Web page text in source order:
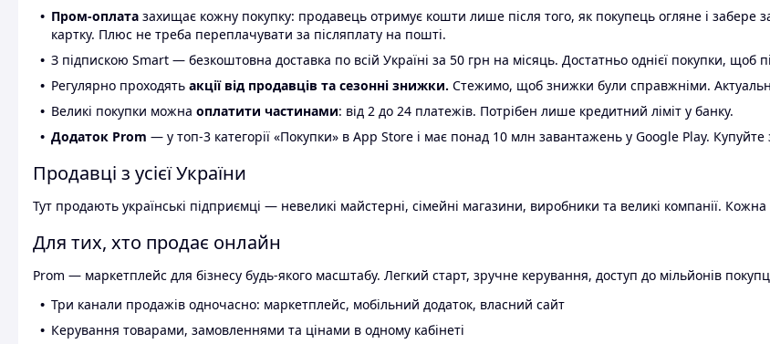
Пром-оплата захищає кожну покупку: продавець отримує кошти лише після того, як покупець огляне і
картку. Плюс не треба переплачувати за післяплату на пошті.
З підпискою Smart — безкоштовна доставка по всій Україні за 50 грн на місяць. Достатньо однієї покупки, щоб
Регулярно проходять акції від продавців та сезонні знижки. Стежимо, щоб знижки були справжніми.
Великі покупки можна оплатити частинами: від 2 до 24 платежів. Потрібен лише кредитний ліміт у банку.
Додаток Prom — у топ-3 категорії «Покупки» в App Store і має понад 10 млн завантажень у Google Play. Купуйте
Продавці з усієї України
Тут продають українські підприємці — невеликі майстерні, сімейні магазини, виробники та великі компанії. Кожна
Для тих, хто продає онлайн
Prom — маркетплейс для бізнесу будь-якого масштабу. Легкий старт, зручне керування, доступ до мільйонів
Три канали продажів одночасно: маркетплейс, мобільний додаток, власний сайт
Керування товарами, замовленнями та цінами в одному кабінеті